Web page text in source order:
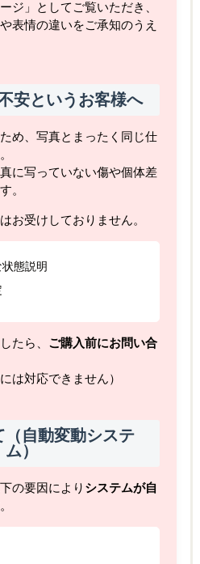
ジ」としてご覧いただき、
表情の違いをご承知のうえ
安というお客様へ
め、写真とまったく同じ仕
に写っていない傷や個体差
。
お受けしておりません。
態説明
たら、 ご購入前にお問い合
は対応できません）
（自動変動システ
ム）
の要因により システムが自